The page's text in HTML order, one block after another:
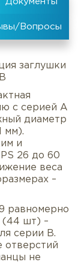
заглушки
с серией A
диаметр
мм).
и
26 до 60
веса
–
равномерно
(44 шт) –
серии B.
отверстий
не